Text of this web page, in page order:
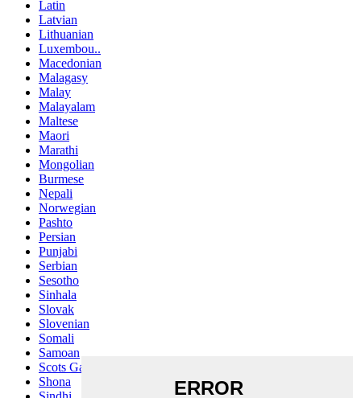
Latin
Latvian
Lithuanian
Luxembou..
Macedonian
Malagasy
Malay
Malayalam
Maltese
Maori
Marathi
Mongolian
Burmese
Nepali
Norwegian
Pashto
Persian
Punjabi
Serbian
Sesotho
Sinhala
Slovak
Slovenian
Somali
Samoan
Scots Gaelic
Shona